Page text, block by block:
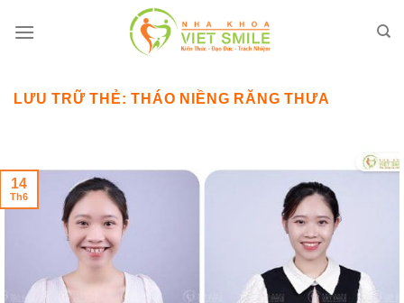
qua
LƯU TRỮ THẺ:THÁO NIỀNG RĂNG THƯA
14
Th6